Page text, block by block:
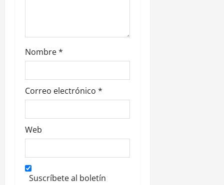
Nombre*
Correo electrónico *
Web
Suscríbete al boletín